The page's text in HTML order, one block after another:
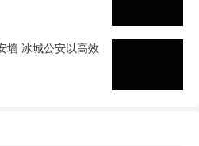
墙 冰城公安以高效